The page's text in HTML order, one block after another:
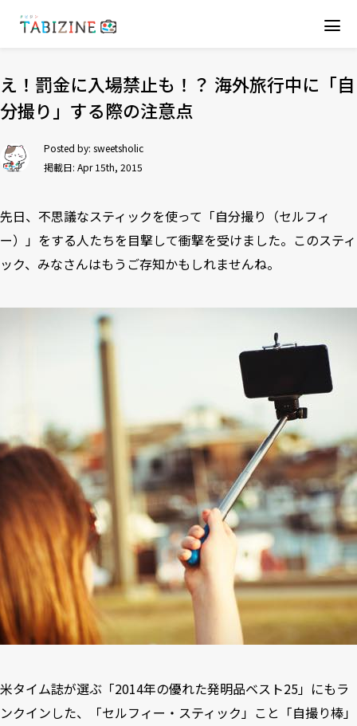
え！罰金に入場禁止も！？ 海外旅行中に「自
分撮り」する際の注意点
Posted by: sweetsholic
掲載日: Apr 15th, 2015
先日、不思議なスティックを使って「自分撮り（セルフィ
ー）」をする人たちを目撃して衝撃を受けました。このスティ
ック、みなさんはもうご存知かもしれませんね。
米タイム誌が選ぶ「2014年の優れた発明品ベスト25」にもラ
ンクインした、「セルフィー・スティック」こと「自撮り棒」